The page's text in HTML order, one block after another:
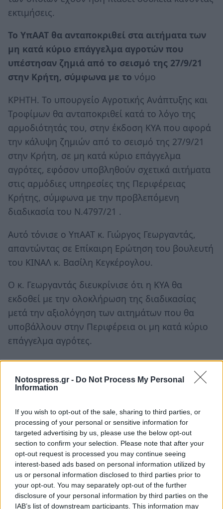
Notospress.gr - Do Not Process My Personal
Information
If you wish to opt-out of the sale, sharing to third parties, or
processing of your personal or sensitive information for
targeted advertising by us, please use the below opt-out
section to confirm your selection. Please note that after your
opt-out request is processed you may continue seeing
interest-based ads based on personal information utilized by
us or personal information disclosed to third parties prior to
your opt-out. You may separately opt-out of the further
disclosure of your personal information by third parties on the
IAB’s list of downstream participants. This information may
εκτιμήσεις.
Το ΥπΑΑΤ θα ανταποκριθεί στα αιτήματα των
μη κατά κύριο επάγγελμα αγροτών που
υπέστησαν ζημιά από το σεισμό της 27/9/21
στην Κρήτη, σύμφωνα με το νόμο
ΚΡΗΤΗ. Το υπουργείο Αγροτικής Ανάπτυξης και
Τροφίμων θα ανταποκριθεί κατά το λόγο της
αρμοδιότητάς του, στην έκδοση ΚΥΑ που αφορά
την κάλυψη ζημιών από το σεισμό της 27/9/21
στην Κρήτη, σε μη κατά κύριο επάγγελμα
αγρότες, εφόσον υποβληθούν σχετικά αιτήματα
στις αρμόδιες υπηρεσίες της Περιφέρειας
Κρήτης, σύμφωνα με την προβλεπόμενη
διαδικασία του Ν.4797/21 .
Αυτό τόνισε ο ΥπΑΑΤ κ. Γιώργος Γεωργαντάς,
απαντώντας σε Επίκαιρη Ερώτηση του βουλευτή
του ΚΙΝΑΛ κ. Βασίλη Κεγκέρογλου.
Ο κ. Γεωργαντάς διευκρίνισε ότι η ΚΥΑ θα
εκδοθεί με την ολοκλήρωση της διαδικασίας
μετά την αξιολόγηση των αιτημάτων που θα
υποβάλλουν στην Περιφέρεια οι μη κατά κύριο
επάγγελμα αγρότες.
Αγρότες και Κτηνοτρόφοι της Λακωνίας
στήνουν μπλόκο στη Σκάλα
Λακωνίας με ανακοίνωση – πρόσκληση καλεί
τους θιγόμενους αγρότες και κτηνοτρόφους σε
δυναμική κινητοποίηση την Τετάρτη 23
Φεβρουαρίου ώρα 6 το απόγευμα στη θέση
Ξηροκάμπια (Ψηλιά μάνδρα) στον Δήμο Ευρώτα.
Θα πραγματοποιηθεί ανοικτή γενική συνέλευση.
Συγκεκριμένα αναφέρουν: